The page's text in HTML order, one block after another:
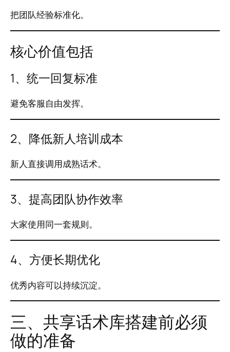
把团队经验标准化。
核心价值包括
1、统一回复标准
避免客服自由发挥。
2、降低新人培训成本
新人直接调用成熟话术。
3、提高团队协作效率
大家使用同一套规则。
4、方便长期优化
优秀内容可以持续沉淀。
三、共享话术库搭建前必须
做的准备